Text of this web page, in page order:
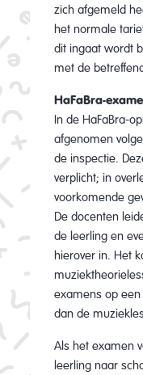
zich afgemeld
het normale
dit ingaat wordt
met de
HaFaBra-
In de HaFaBra-
afgenomen
de inspectie.
verplicht; in
voorkomende
De docenten
de leerling en
hierover in. Het
examens op
dan de
Als het examen
leerling naar